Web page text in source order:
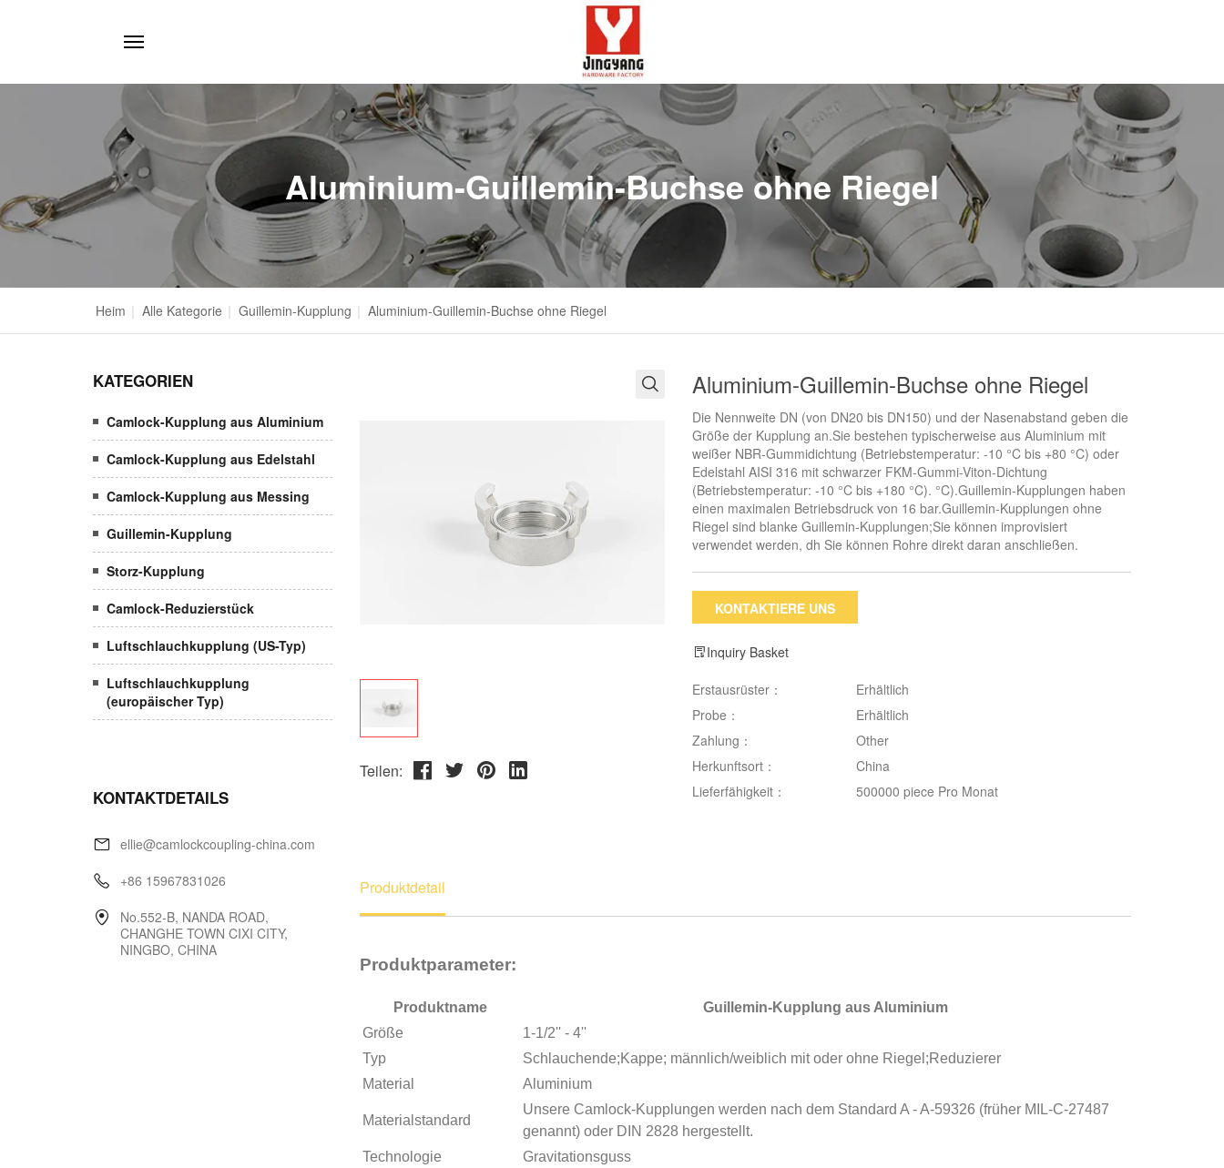
Aluminium-Guillemin-Buchse ohne Riegel
Heim | Alle Kategorie | Guillemin-Kupplung | Aluminium-Guillemin-Buchse ohne Riegel
KATEGORIEN
Camlock-Kupplung aus Aluminium
Camlock-Kupplung aus Edelstahl
Camlock-Kupplung aus Messing
Guillemin-Kupplung
Storz-Kupplung
Camlock-Reduzierstück
Luftschlauchkupplung (US-Typ)
Luftschlauchkupplung
(europäischer Typ)
KONTAKTDETAILS
ellie@camlockcoupling-china.com
+86 15967831026
No.552-B, NANDA ROAD,
CHANGHE TOWN CIXI CITY,
NINGBO, CHINA
Teilen:
Aluminium-Guillemin-Buchse ohne Riegel
Die Nennweite DN (von DN20 bis DN150) und der Nasenabstand geben die
Größe der Kupplung an.Sie bestehen typischerweise aus Aluminium mit
weißer NBR-Gummidichtung (Betriebstemperatur: -10 °C bis +80 °C) oder
Edelstahl AISI 316 mit schwarzer FKM-Gummi-Viton-Dichtung
(Betriebstemperatur: -10 °C bis +180 °C). °C).Guillemin-Kupplungen haben
einen maximalen Betriebsdruck von 16 bar.Guillemin-Kupplungen ohne
Riegel sind blanke Guillemin-Kupplungen;Sie können improvisiert
verwendet werden, dh Sie können Rohre direkt daran anschließen.
KONTAKTIERE UNS
Inquiry Basket
Erstausrüster：
Erhältlich
Probe：
Erhältlich
Zahlung：
Other
Herkunftsort：
China
Lieferfähigkeit：
500000 piece Pro Monat
Produktdetail